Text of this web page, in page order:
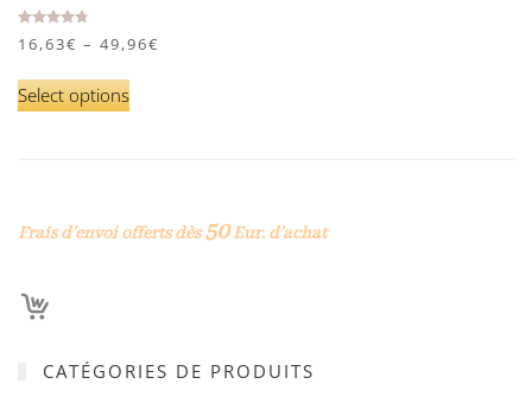
16,63€ – 49,96€
Select options
Frais d’envoi offerts dès50Eur. d’achat
CATÉGORIES DE PRODUITS